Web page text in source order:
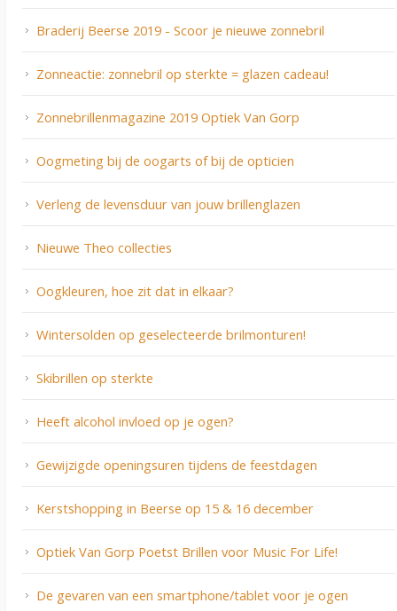
Braderij Beerse 2019 - Scoor je nieuwe zonnebril
Zonneactie: zonnebril op sterkte = glazen cadeau!
Zonnebrillenmagazine 2019 Optiek Van Gorp
Oogmeting bij de oogarts of bij de opticien
Verleng de levensduur van jouw brillenglazen
Nieuwe Theo collecties
Oogkleuren, hoe zit dat in elkaar?
Wintersolden op geselecteerde brilmonturen!
Skibrillen op sterkte
Heeft alcohol invloed op je ogen?
Gewijzigde openingsuren tijdens de feestdagen
Kerstshopping in Beerse op 15 & 16 december
Optiek Van Gorp Poetst Brillen voor Music For Life!
De gevaren van een smartphone/tablet voor je ogen